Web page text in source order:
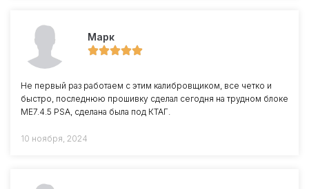
Марк
Не первый раз работаем с этим калибровщиком, все четко и
быстро, последнюю прошивку сделал сегодня на трудном блоке
ME7.4.5 PSA, сделана была под КТАГ.
10 ноября, 2024